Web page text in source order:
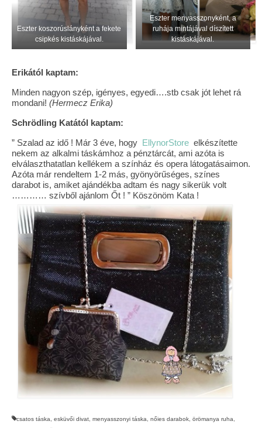
Általános Szerződési Feltételek
Blog
Eszter koszorúslányként a fekete
csipkés kistáskájával.
Eszter menyasszonyként, a
ruhája mintájával díszített
kistáskájával.
Erikától kaptam:
Minden nagyon szép, igényes, egyedi….stb csak jót lehet rá
mondani! (Hermecz Erika)
Schrödling Katától kaptam:
” Szalad az idő ! Már 3 éve, hogy EllynorStore elkészítette
nekem az alkalmi táskámhoz a pénztárcát, ami azóta is
elválaszthatatlan kellékem a színház és opera látogatásaimon.
Azóta már rendeltem 1-2 más, gyönyörűséges, színes
darabot is, amiket ajándékba adtam és nagy sikerük volt
………… szívből ajánlom Őt ! ” Köszönöm Kata !
csatos táska, esküvői divat, menyasszonyi táska, nőies darabok, örömanya ruha,